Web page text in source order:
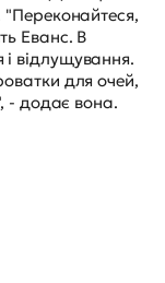
Еванс. В
відлущування.
для очей,
- додає вона.